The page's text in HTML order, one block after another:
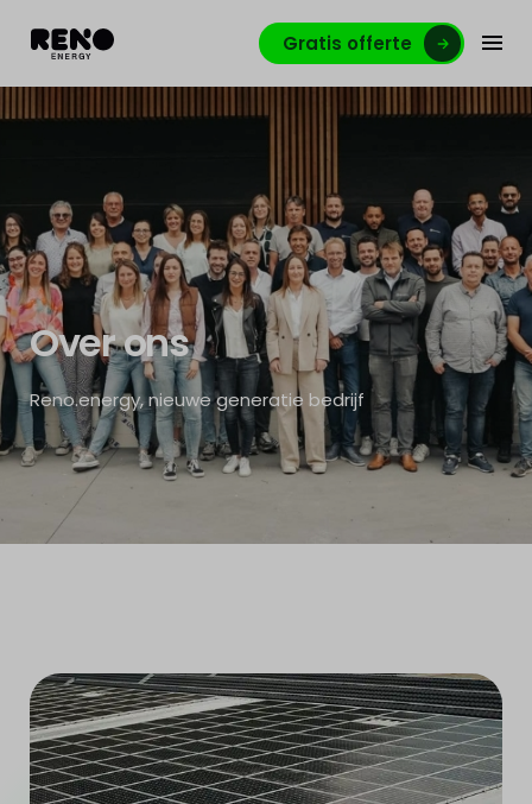
Gratis offerte
Over ons
Reno.energy, nieuwe generatie bedrijf